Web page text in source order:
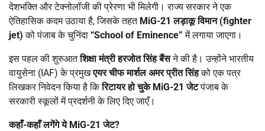
देशभक्ति और टेक्नोलॉजी की प्रेरणा भी मिलेगी। राज्य सरकार ने एक
ऐतिहासिक कदम उठाया है, जिसके तहत MiG-21लड़ाकू विमान (fighter
jet) को पंजाब के चुनिंदा “School of Eminence” में लगाया जाएगा।
इस पहल की शुरुआतशिक्षा मंत्री हरजोत सिंह बैंसने की है। उन्होंने भारतीय
वायुसेना (IAF) के प्रमुखएयर चीफ मार्शल अमर प्रीत सिंहको एक पत्र
लिखकर निवेदन किया है किरिटायर हो चुके MiG-21जेटपंजाब के
सरकारी स्कूलों में प्रदर्शनी के लिए दिए जाएँ।
कहाँ-कहाँ लगेंगे ये MiG-21जेट?